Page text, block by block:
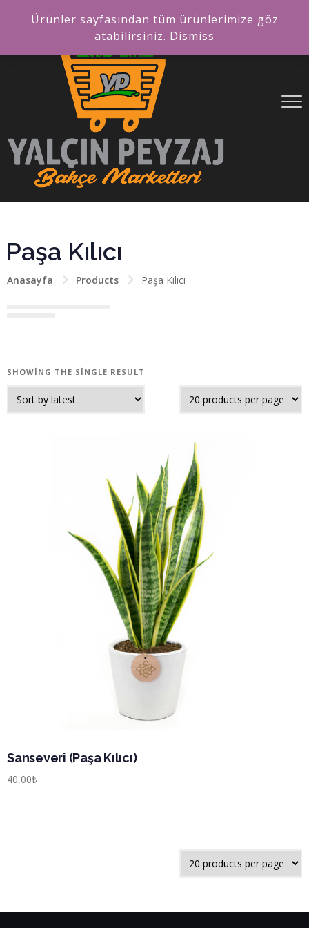
Paşa Kılıcı
Anasayfa Products Paşa Kılıcı
SHOWING THE SINGLE RESULT
Sanseveri (Paşa Kılıcı)
40,00₺
Ürünler sayfasından tüm ürünlerimize göz
atabilirsiniz. Dismiss